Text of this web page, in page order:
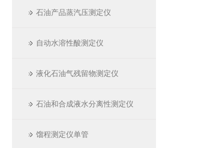
石油产品蒸汽压测定仪
自动水溶性酸测定仪
液化石油气残留物测定仪
石油和合成液水分离性测定仪
馏程测定仪单管